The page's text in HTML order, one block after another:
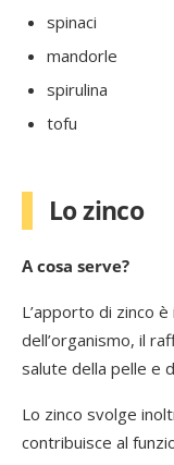
spinaci
mandorle
spirulina
tofu
Lo zinco
A cosa serve?
L’apporto di zinco
dell’organismo, il
salute della pelle e
Lo zinco svolge
contribuisce al